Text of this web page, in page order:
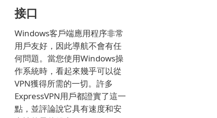
接口
Windows客戶端應用程序非常
用戶友好，因此導航不會有任
何問題。 當您使用Windows操
作系統時，看起來幾乎可以從
VPN獲得所需的一切。 許多
ExpressVPN用戶都證實了這一
點，並評論說它具有速度和安